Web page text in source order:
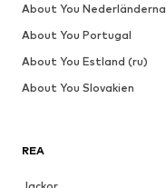
REA
About You Nederländerna
About You Portugal
About You Estland (ru)
About You Slovakien